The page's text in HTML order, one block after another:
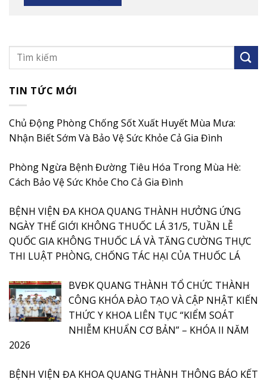
TIN TỨC MỚI
Chủ Động Phòng Chống Sốt Xuất Huyết Mùa Mưa:
Nhận Biết Sớm Và Bảo Vệ Sức Khỏe Cả Gia Đình
Phòng Ngừa Bệnh Đường Tiêu Hóa Trong Mùa Hè:
Cách Bảo Vệ Sức Khỏe Cho Cả Gia Đình
BỆNH VIỆN ĐA KHOA QUANG THÀNH HƯỞNG ỨNG
NGÀY THẾ GIỚI KHÔNG THUỐC LÁ 31/5, TUẦN LỄ
QUỐC GIA KHÔNG THUỐC LÁ VÀ TĂNG CƯỜNG THỰC
THI LUẬT PHÒNG, CHỐNG TÁC HẠI CỦA THUỐC LÁ
BVĐK QUANG THÀNH TỔ CHỨC THÀNH
CÔNG KHÓA ĐÀO TẠO VÀ CẬP NHẬT KIẾN
THỨC Y KHOA LIÊN TỤC “KIỂM SOÁT
NHIỄM KHUẨN CƠ BẢN” – KHÓA II NĂM
2026
BỆNH VIỆN ĐA KHOA QUANG THÀNH THÔNG BÁO KẾT